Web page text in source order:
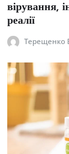
вірування,
реалії
Терещенко